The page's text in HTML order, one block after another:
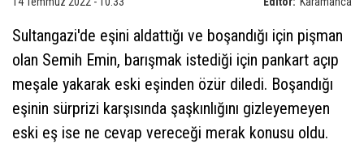
Sultangazi'de eşini aldattığı ve boşandığı için pişman
olan Semih Emin, barışmak istediği için pankart açıp
meşale yakarak eski eşinden özür diledi. Boşandığı
eşinin sürprizi karşısında şaşkınlığını gizleyemeyen
eski eş ise ne cevap vereceği merak konusu oldu.